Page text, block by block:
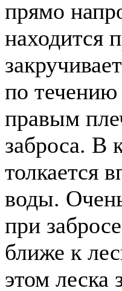
прямо
находится
по течению
правым
заброса. В
толкается
воды.
при
ближе к
этом леска